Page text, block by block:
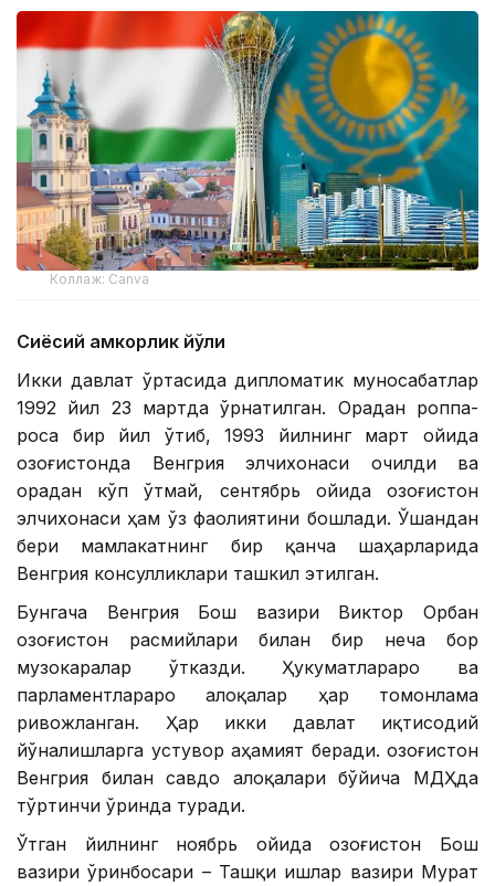
Коллаж: Canva
Сиёсий ҳамкорлик йўли
Икки давлат ўртасида дипломатик муносабатлар
1992 йил 23 мартда ўрнатилган. Орадан роппа-
роса бир йил ўтиб, 1993 йилнинг март ойида
Қозоғистонда Венгрия элчихонаси очилди ва
орадан кўп ўтмай, сентябрь ойида Қозоғистон
элчихонаси ҳам ўз фаолиятини бошлади. Ўшандан
бери мамлакатнинг бир қанча шаҳарларида
Венгрия консулликлари ташкил этилган.
Бунгача Венгрия Бош вазири Виктор Орбан
Қозоғистон расмийлари билан бир неча бор
музокаралар ўтказди. Ҳукуматлараро ва
парламентлараро алоқалар ҳар томонлама
ривожланган. Ҳар икки давлат иқтисодий
йўналишларга устувор аҳамият беради. Қозоғистон
Венгрия билан савдо алоқалари бўйича МДҲда
тўртинчи ўринда туради.
Ўтган йилнинг ноябрь ойида Қозоғистон Бош
вазири ўринбосари – Ташқи ишлар вазири Мурат